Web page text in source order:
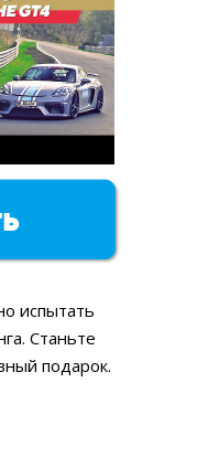
испытать
Станьте
подарок.